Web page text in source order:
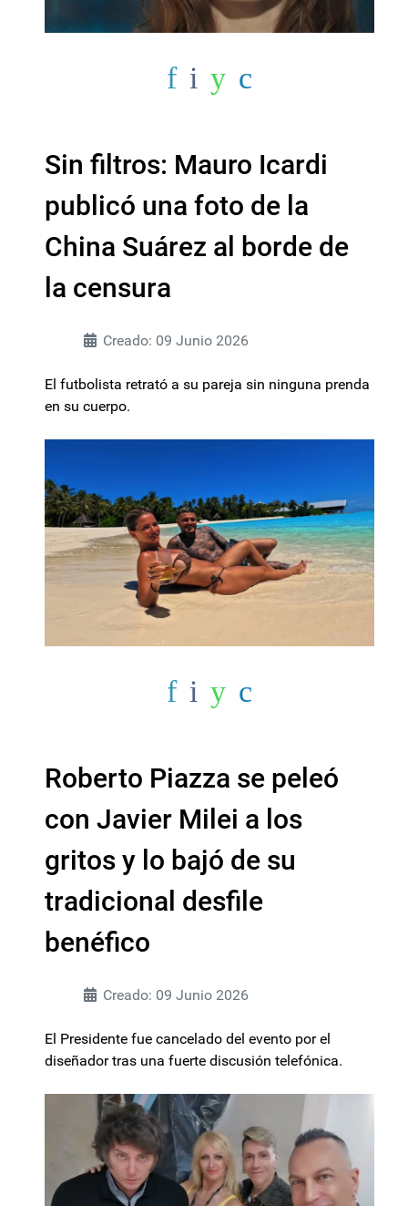
Sin filtros: Mauro Icardi
publicó una foto de la
China Suárez al borde de
la censura
Creado: 09 Junio 2026
El futbolista retrató a su pareja sin ninguna prenda
en su cuerpo.
Roberto Piazza se peleó
con Javier Milei a los
gritos y lo bajó de su
tradicional desfile
benéfico
Creado: 09 Junio 2026
El Presidente fue cancelado del evento por el
diseñador tras una fuerte discusión telefónica.